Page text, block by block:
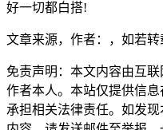
好一切都白搭!
文章来源，作者：，如若转
免责声明：本文内容由互
作者本人。本站仅提供信
承担相关法律责任。如发